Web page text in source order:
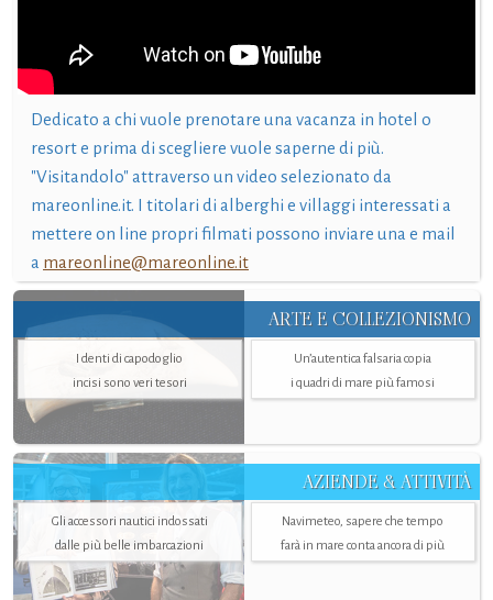
Dedicato a chi vuole prenotare una vacanza in hotel o
resort e prima di scegliere vuole saperne di più.
"Visitandolo" attraverso un video selezionato da
mareonline.it. I titolari di alberghi e villaggi interessati a
mettere on line propri filmati possono inviare una e mail
a mareonline@mareonline.it
ARTE E COLLEZIONISMO
I denti di capodoglio
incisi sono veri tesori
Un’autentica falsaria copia
i quadri di mare più famosi
AZIENDE & ATTIVITÀ
Gli accessori nautici indossati
dalle più belle imbarcazioni
Navimeteo, sapere che tempo
farà in mare conta ancora di più